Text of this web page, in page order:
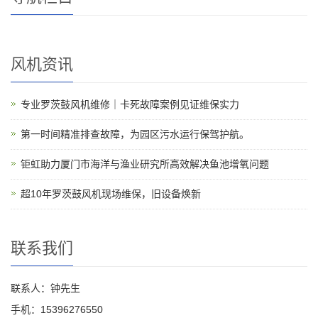
风机资讯
专业罗茨鼓风机维修｜卡死故障案例见证维保实力
第一时间精准排查故障，为园区污水运行保驾护航。
钜虹助力厦门市海洋与渔业研究所高效解决鱼池增氧问题
超10年罗茨鼓风机现场维保，旧设备焕新
联系我们
联系人：钟先生
手机：15396276550